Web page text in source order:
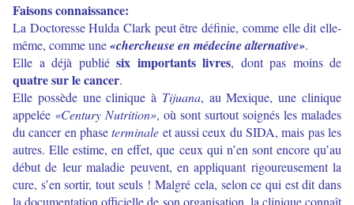
Faisons connaissance:
La Doctoresse Hulda Clark peut être définie, comme elle dit elle-
même, comme une«chercheuse en médecine alternative».
Elle a déjà publié six importants livres, dont pas moins de
quatre sur le cancer.
Elle possède une clinique à Tijuana, au Mexique, une clinique
appelée «Century Nutrition», où sont surtout soignés les malades
du cancer en phase terminale et aussi ceux du SIDA, mais pas les
autres. Elle estime, en effet, que ceux qui n’en sont encore qu’au
début de leur maladie peuvent, en appliquant rigoureusement la
cure, s’en sortir, tout seuls ! Malgré cela, selon ce qui est dit dans
la documentation officielle de son organisation, la clinique connaît